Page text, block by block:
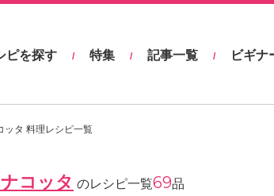
ピを探す / 特集 / 記事一覧 / ビギナ
ッタ 料理レシピ一覧
コッタ のレシピ一覧69品